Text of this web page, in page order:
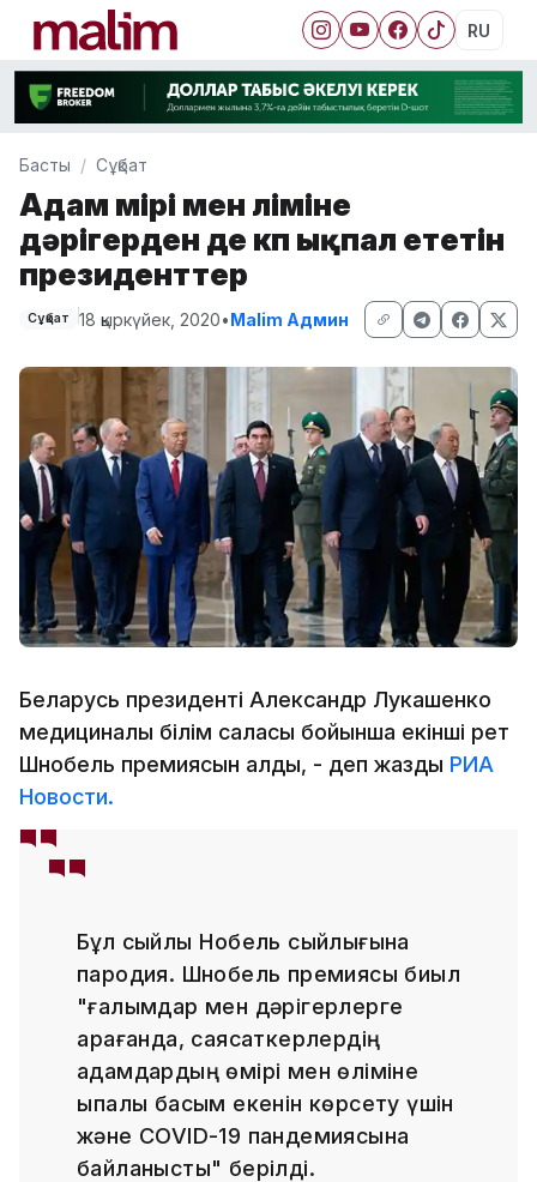
RU
Басты Сұқбат
Адам өмірі мен өліміне
дәрігерден де көп ықпал ететін
президенттер
Сұқбат 18 қыркүйек, 2020•Malim Админ
Беларусь президенті Александр Лукашенко
медициналық білім саласы бойынша екінші рет
Шнобель премиясын алды, - деп жазды РИА
Новости.
Бұл сыйлық Нобель сыйлығына
пародия. Шнобель премиясы биыл
"ғалымдар мен дәрігерлерге
қарағанда, саясаткерлердің
адамдардың өмірі мен өліміне
ықпалы басым екенін көрсету үшін
және COVID-19 пандемиясына
байланысты" берілді.